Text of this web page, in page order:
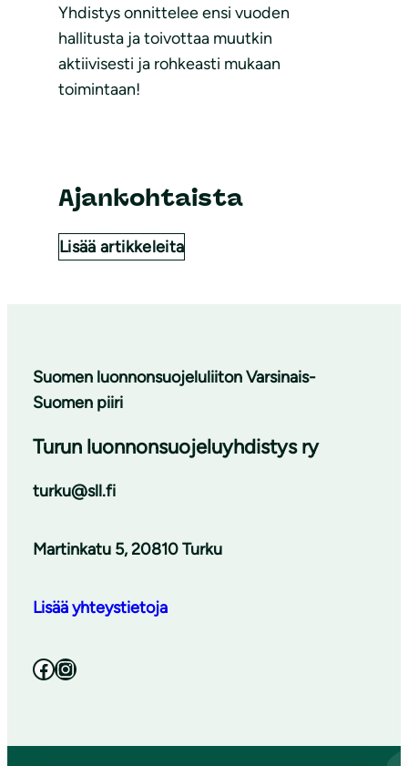
Yhdistys onnittelee ensi vuoden
hallitusta ja toivottaa muutkin
aktiivisesti ja rohkeasti mukaan
toimintaan!
Ajankohtaista
Lisää artikkeleita
Suomen luonnonsuojeluliiton Varsinais-
Suomen piiri
Turun luonnonsuojeluyhdistys ry
turku@sll.fi
Martinkatu 5, 20810 Turku
Lisää yhteystietoja
Facebook Instagram